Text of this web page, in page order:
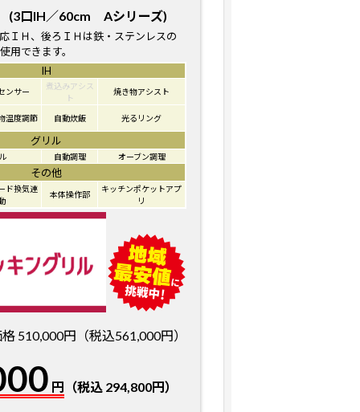
口IH／60cm Aシリーズ)
ＩＨ、後ろＩＨは鉄・ステンレスの
用できます。
IH
ンサー
煮込みアシス
ト
焼き物アシスト
温度調節 自動炊飯 光るリング
グリル
自動調理 オーブン調理
その他
ド換気連
本体操作部
キッチンポケットアプ
リ
510,000円（税込561,000円）
円 （税込 294,800円）